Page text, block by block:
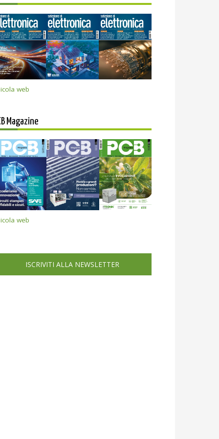
web
Magazine
web
ISCRIVITI ALLA NEWSLETTER